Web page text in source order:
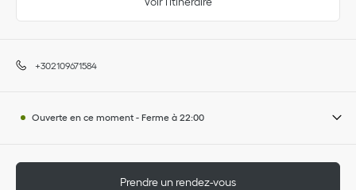
+302109671584
Ouverte en ce moment - Ferme à 22:00
Prendre un rendez-vous